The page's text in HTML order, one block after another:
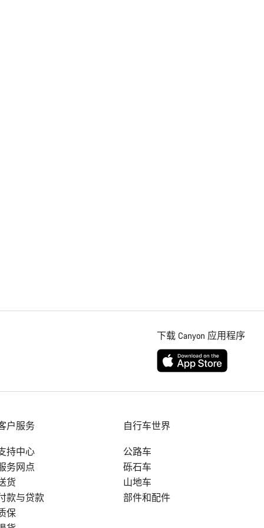
下载 Canyon 应用程序
户服务
持中心
务网点
货
款与贷款
保
自行车世界
公路车
砾石车
山地车
部件和配件